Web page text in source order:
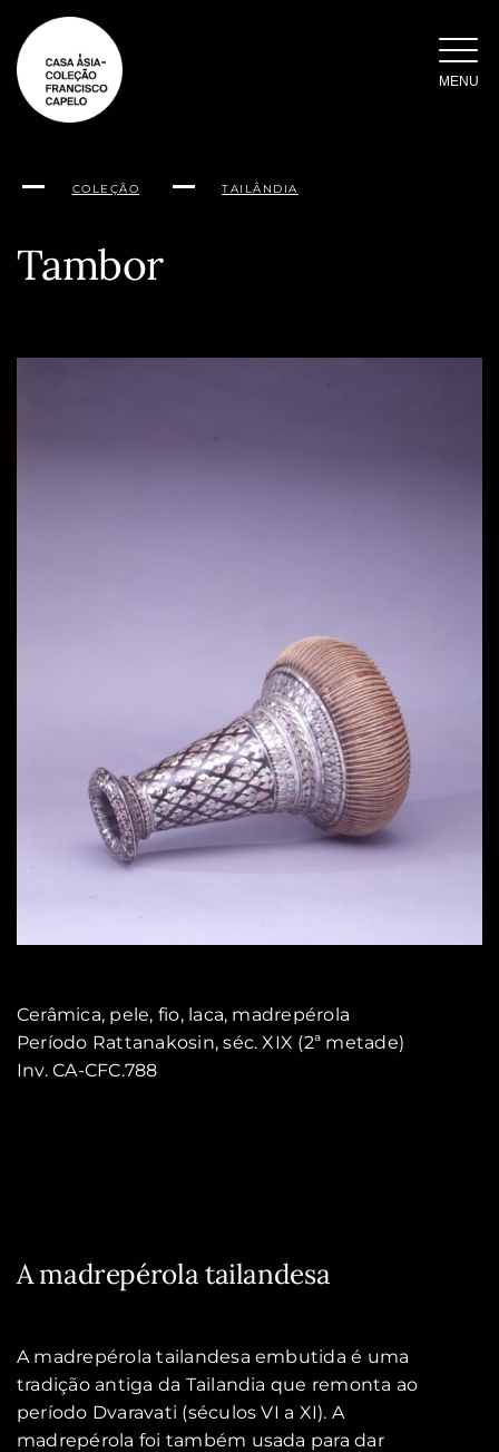
para
conteúdo
MENU
COLEÇÃO TAILÂNDIA
Tambor
Cerâmica, pele, fio, laca, madrepérola
Período Rattanakosin, séc. XIX (2ª metade)
Inv. CA-CFC.788
A madrepérola tailandesa
A madrepérola tailandesa embutida é uma
tradição antiga da Tailandia que remonta ao
período Dvaravati (séculos VI a XI). A
madrepérola foi também usada para dar